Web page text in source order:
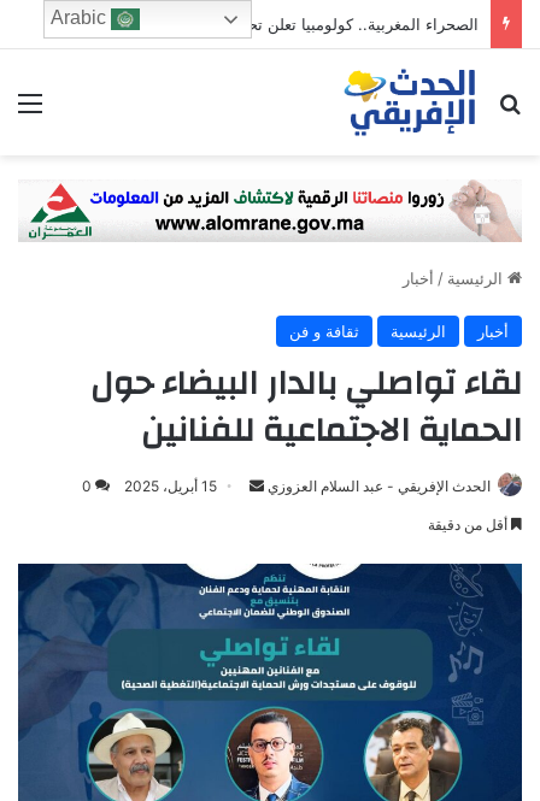
الصحراء المغربية.. كولومبيا تعلن تحوّلاً تاريخياً في موقفها وتؤكد سيادة المغرب على أقاليمه الجنوبية
ابحث عن
الرئيسية / أخبار
أخبار الرئيسية ثقافة و فن
لقاء تواصلي بالدار البيضاء حول
الحماية الاجتماعية للفنانين
الحدث الإفريقي - عبد السلام العزوزي
Send15 أبريل، 2025 0
أقل من دقيقة
Arabic